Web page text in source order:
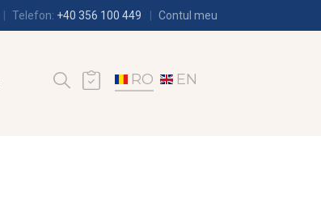
Telefon: +40 356 100 449 Contul meu
RO EN